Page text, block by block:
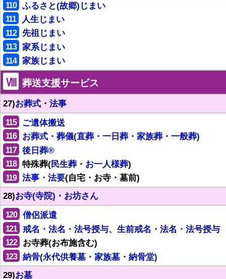
110 ふるさと(故郷)じまい
111 人生じまい
112 先祖じまい
113 家系じまい
114 家族じまい
Ⅷ 葬送支援サービス
27)お葬式・ 法事
115 ご遺体搬送
116 お葬式・葬儀(直葬・一日葬・家族葬・一般葬)
117 後日葬®
118 特殊葬(民生葬・ お一人様葬)
119 法事・法要(自宅・お寺・墓前)
28)お寺(寺院) ・ お坊さん
120 僧侶派遣
121 戒名・法名・法号授与、生前戒名・法名・法号授与
122 お寺葬(お布施含む)
123
納骨(永代供養墓・家族墓・納骨堂)
29)お墓